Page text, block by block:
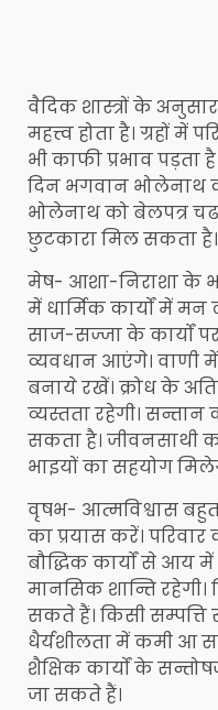
वैदिक शास्त्रों के
महत्त्व होता है। ग्रहों में
भी काफी प्रभाव
दिन भगवान भोलेनाथ
भोलेनाथ को बेलपत्र
छुटकारा मिल सकता है।
मेष- आशा-निराशा के
में धार्मिक कार्यों में
साज-सज्जा के कार्यों
व्यवधान आएंगे। वाणी में
बनाये रखें। क्रोध के
व्यस्तता रहेगी।
सकता है। जीवनसाथी
भाइयों का सहयोग
वृषभ- आत्मविश्वास
का प्रयास करें।
बौद्धिक कार्यों से आय में
मानसिक शान्ति‍
सकते हैं। किसी
धैर्यशीलता में कमी आ
शैक्षिक कार्यों के
जा सकते हैं।